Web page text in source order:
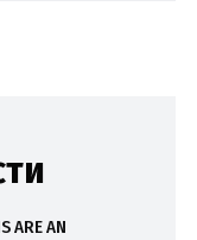
ARE AN